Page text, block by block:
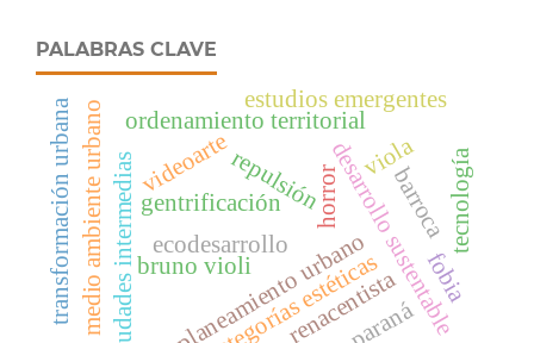
PALABRAS CLAVE
gentrificación
ecodesarrollo
repulsiónhorror
planeamiento urbanodesarrollo sustentable
ciudades intermedias
medio ambiente urbano ordenamiento territorial
categorías estéticas
viola
videoarte
renacentista
barroca
estudios emergentes
bruno violi fobia
transformación urbana tecnología